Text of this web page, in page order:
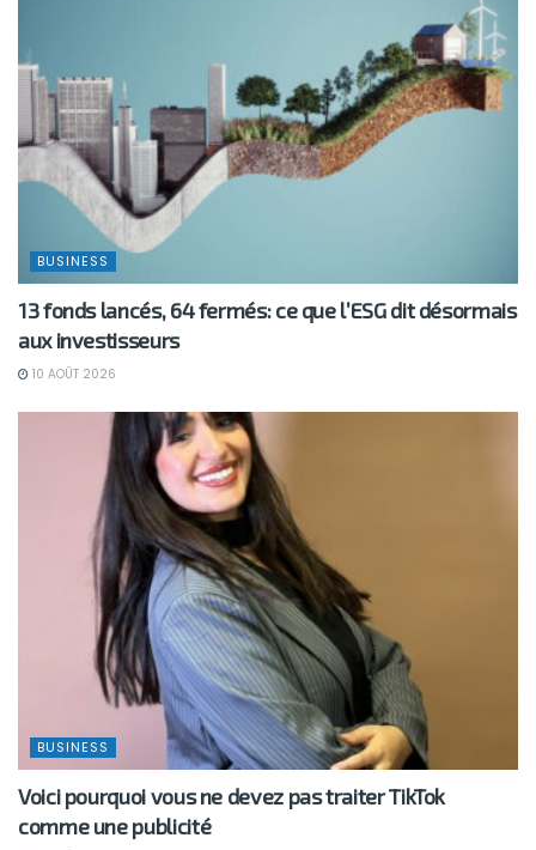
BUSINESS
13 fonds lancés, 64 fermés: ce que l’ESG dit désormais
aux investisseurs
10 AOÛT 2026
BUSINESS
Voici pourquoi vous ne devez pas traiter TikTok
comme une publicité